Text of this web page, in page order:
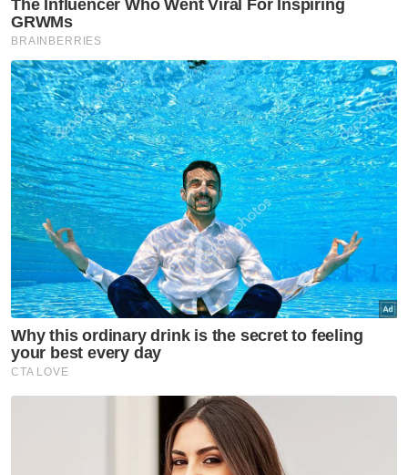
Muat turun aplikasi Sinar Harian.Klik di sini!
UniSZA
Biasiswa
Artikel Disyorkan